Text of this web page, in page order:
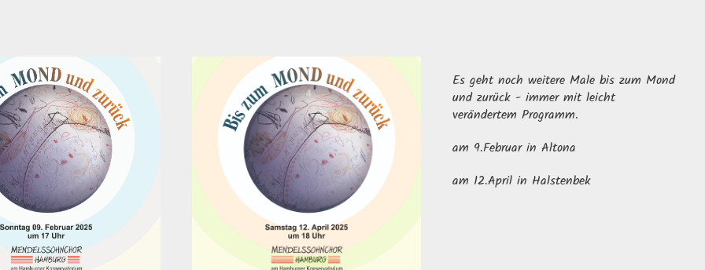
Es geht noch weitere Male bis zum Mond
und zurück - immer mit leicht
verändertem Programm.
am 9.Februar in Altona
am 12.April in Halstenbek